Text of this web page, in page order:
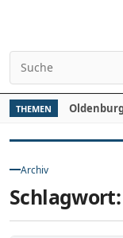
Suchen nach:
THEMEN
Archiv
Schlagwort: